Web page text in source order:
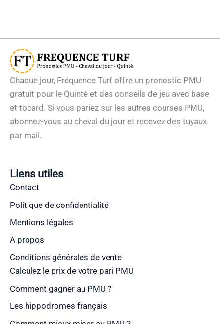
Chaque jour, Fréquence Turf offre un pronostic PMU
gratuit pour le Quinté et des conseils de jeu avec base
et tocard. Si vous pariez sur les autres courses PMU,
abonnez-vous au cheval du jour et recevez des tuyaux
par mail.
Liens utiles
Contact
Politique de confidentialité
Mentions légales
A propos
Conditions générales de vente
Calculez le prix de votre pari PMU
Comment gagner au PMU ?
Les hippodromes français